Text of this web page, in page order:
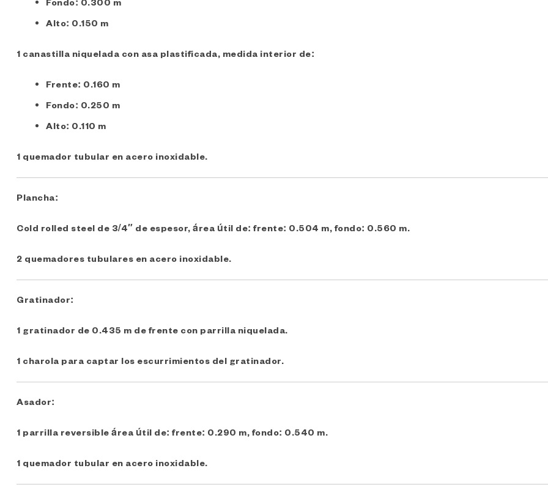
Fondo: 0.300 m
Alto: 0.150 m
1 canastilla niquelada con asa plastificada, medida interior de:
Frente: 0.160 m
Fondo: 0.250 m
Alto: 0.110 m
1 quemador tubular en acero inoxidable.
Plancha:
Cold rolled steel de 3/4″ de espesor, área útil de: frente: 0.504 m, fondo: 0.560 m.
2 quemadores tubulares en acero inoxidable.
Gratinador:
1 gratinador de 0.435 m de frente con parrilla niquelada.
1 charola para captar los escurrimientos del gratinador.
Asador:
1 parrilla reversible área útil de: frente: 0.290 m, fondo: 0.540 m.
1 quemador tubular en acero inoxidable.